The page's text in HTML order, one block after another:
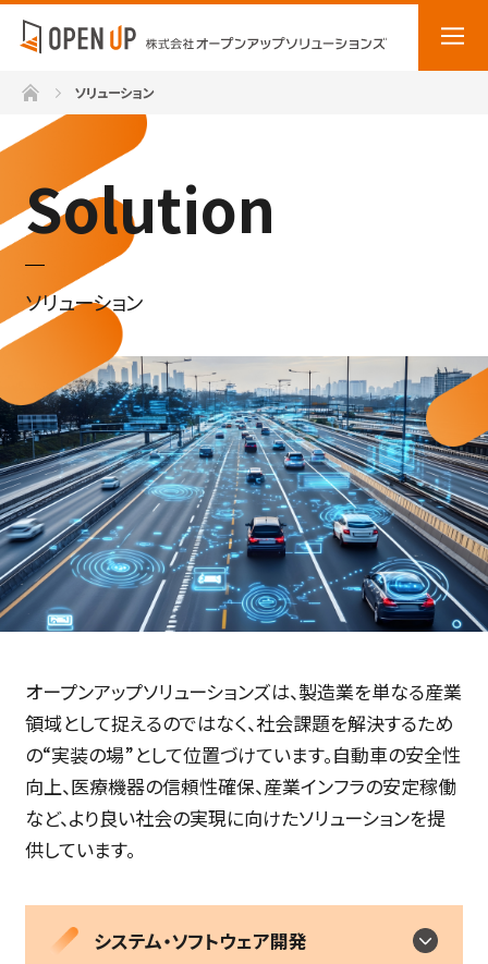
ホームソリューション
Solution
ソリューション
オープンアップソリューションズは、製造業を単なる産業
領域として捉えるのではなく、社会課題を解決するため
の“実装の場”として位置づけています。自動車の安全性
向上、医療機器の信頼性確保、産業インフラの安定稼働
など、より良い社会の実現に向けたソリューションを提
供しています。
システム・ソフトウェア開発